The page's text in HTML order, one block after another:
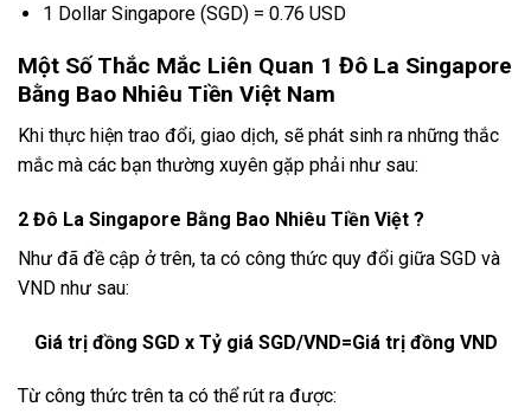
1 Dollar Singapore (SGD) = 0.76 USD
Một Số Thắc Mắc Liên Quan 1 Đô La Singapore
Bằng Bao Nhiêu Tiền Việt Nam
Khi thực hiện trao đổi, giao dịch, sẽ phát sinh ra những thắc
mắc mà các bạn thường xuyên gặp phải như sau:
2 Đô La Singapore Bằng Bao Nhiêu Tiền Việt ?
Như đã đề cập ở trên, ta có công thức quy đổi giữa SGD và
VND như sau:
Giá trị đồng SGD x Tỷ giá SGD/VND=Giá trị đồng VND
Từ công thức trên ta có thể rút ra được: